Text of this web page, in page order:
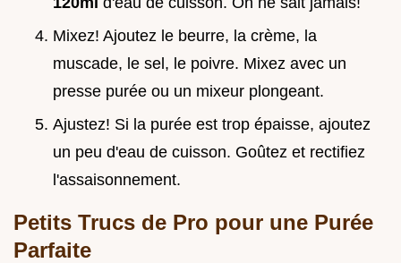
Mixez! Ajoutez le beurre, la crème, la
muscade, le sel, le poivre. Mixez avec un
presse purée ou un mixeur plongeant.
Ajustez! Si la purée est trop épaisse, ajoutez
un peu d'eau de cuisson. Goûtez et rectifiez
l'assaisonnement.
Petits Trucs de Pro pour une Purée
Parfaite